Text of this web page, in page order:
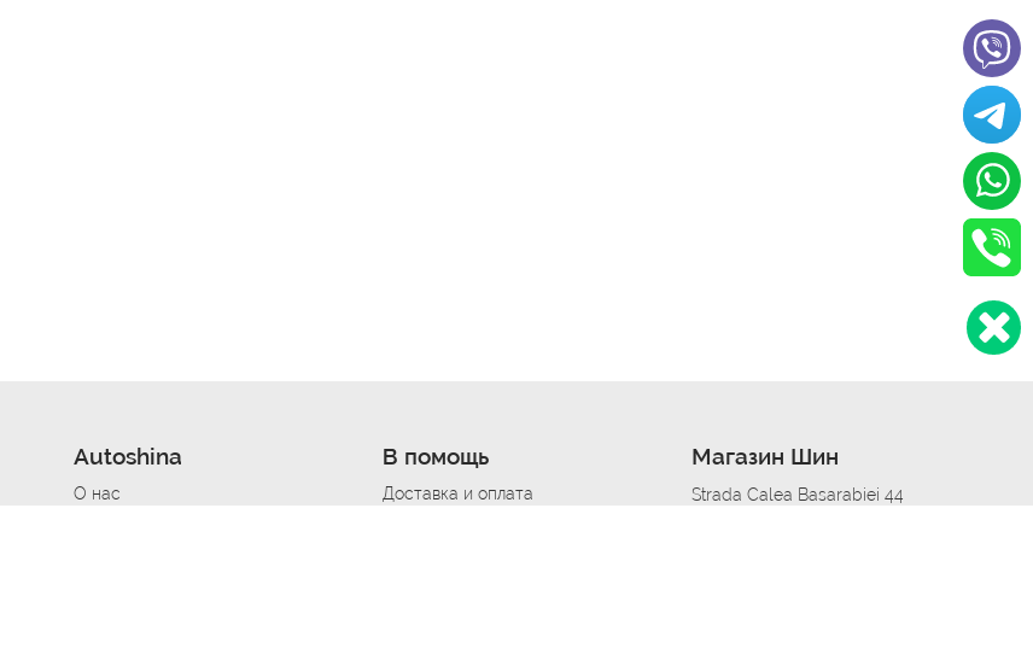
Autoshina
О нас
В помощь
Доставка и оплата
Магазин Шин
Strada Calea Basarabiei 44